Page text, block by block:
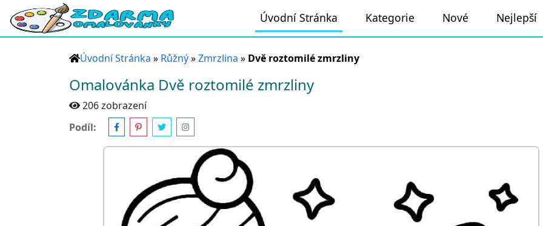
Úvodní Stránka Kategorie Nové Nejlepší
Úvodní Stránka » Růžný»Zmrzlina » Dvě roztomilé zmrzliny
Omalovánka Dvě roztomilé zmrzliny
206 zobrazení
Podíl: